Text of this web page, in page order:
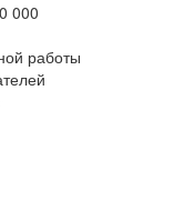
000
работы